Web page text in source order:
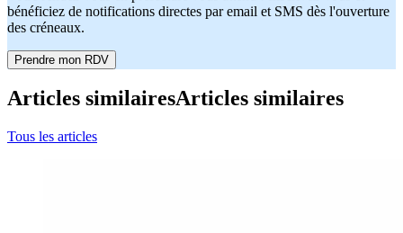
bénéficiez de notifications directes par email et SMS dès l'ouverture
des créneaux.
Prendre mon RDV
Articles similairesArticles similaires
Tous les articles